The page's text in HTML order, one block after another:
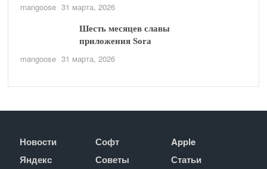
mangoose 31 марта, 2026
Шесть месяцев славы
приложения Sora
mangoose 31 марта, 2026
Новости Софт
Apple
Яндекс
Советы Статьи